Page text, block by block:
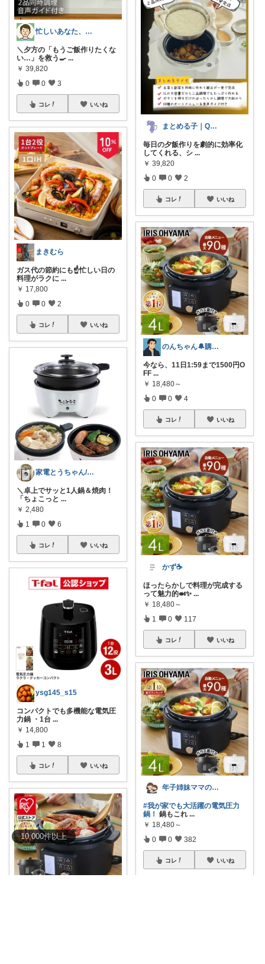
10,000件以上
忙しいあなた、はっちょ家電・便利グッズ便
＼夕方の「もうご飯作りたくな
い…」を救う🍳 ...
￥ 39,820
0 0 3
コレ いいね
まきむら
ガス代の節約にも☝️忙しい日の
料理がラクに ...
￥ 17,800
0 0 2
コレ いいね
家電とうちゃん/2児のパパ✨️購入感謝！
​＼卓上でサッと1人鍋＆焼肉！
「ちょこっと ...
￥ 2,480
1 0 6
コレ いいね
ysg145_s15
コンパクトでも多機能な電気圧
力鍋 ・1台 ...
￥ 14,800
1 1 8
コレ いいね
まとめる子｜QOL上げる暮らし×美容
毎日の夕飯作りを劇的に効率化
してくれる、シ ...
￥ 39,820
0 0 2
コレ いいね
のんちゃん🔔購入感謝です✨
今なら、11日1:59まで1500円O
FF ...
￥ 18,480～
0 0 4
コレ いいね
かず☕️
ほったらかしで料理が完成する
って魅力的🍛✨ ...
￥ 18,480～
1 0 117
コレ いいね
年子姉妹ママのトシコ｜２歳&３歳
#我が家でも大活躍の電気圧力
鍋！ 鍋もこれ ...
￥ 18,480～
0 0 382
コレ いいね